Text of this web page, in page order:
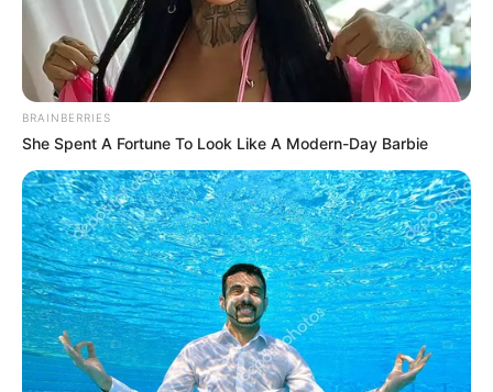
BRAINBERRIES
She Spent A Fortune To Look Like A Modern-Day Barbie